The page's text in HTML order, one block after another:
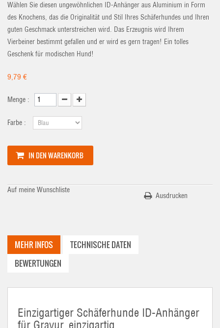
Wählen Sie diesen ungewöhnlichen ID-Anhänger aus Aluminium in Form
des Knochens, das die Originalität und Stil Ihres Schäferhundes und Ihren
guten Geschmack unterstreichen wird. Das Erzeugnis wird Ihrem
Vierbeiner bestimmt gefallen und er wird es gern tragen! Ein tolles
Geschenk für modischen Hund!
9,79 €
Menge :
Farbe :
IN DEN WARENKORB
Auf meine Wunschliste
Ausdrucken
MEHR INFOS
TECHNISCHE DATEN
BEWERTUNGEN
Einzigartiger Schäferhunde ID-Anhänger
für Gravur, einzigartig